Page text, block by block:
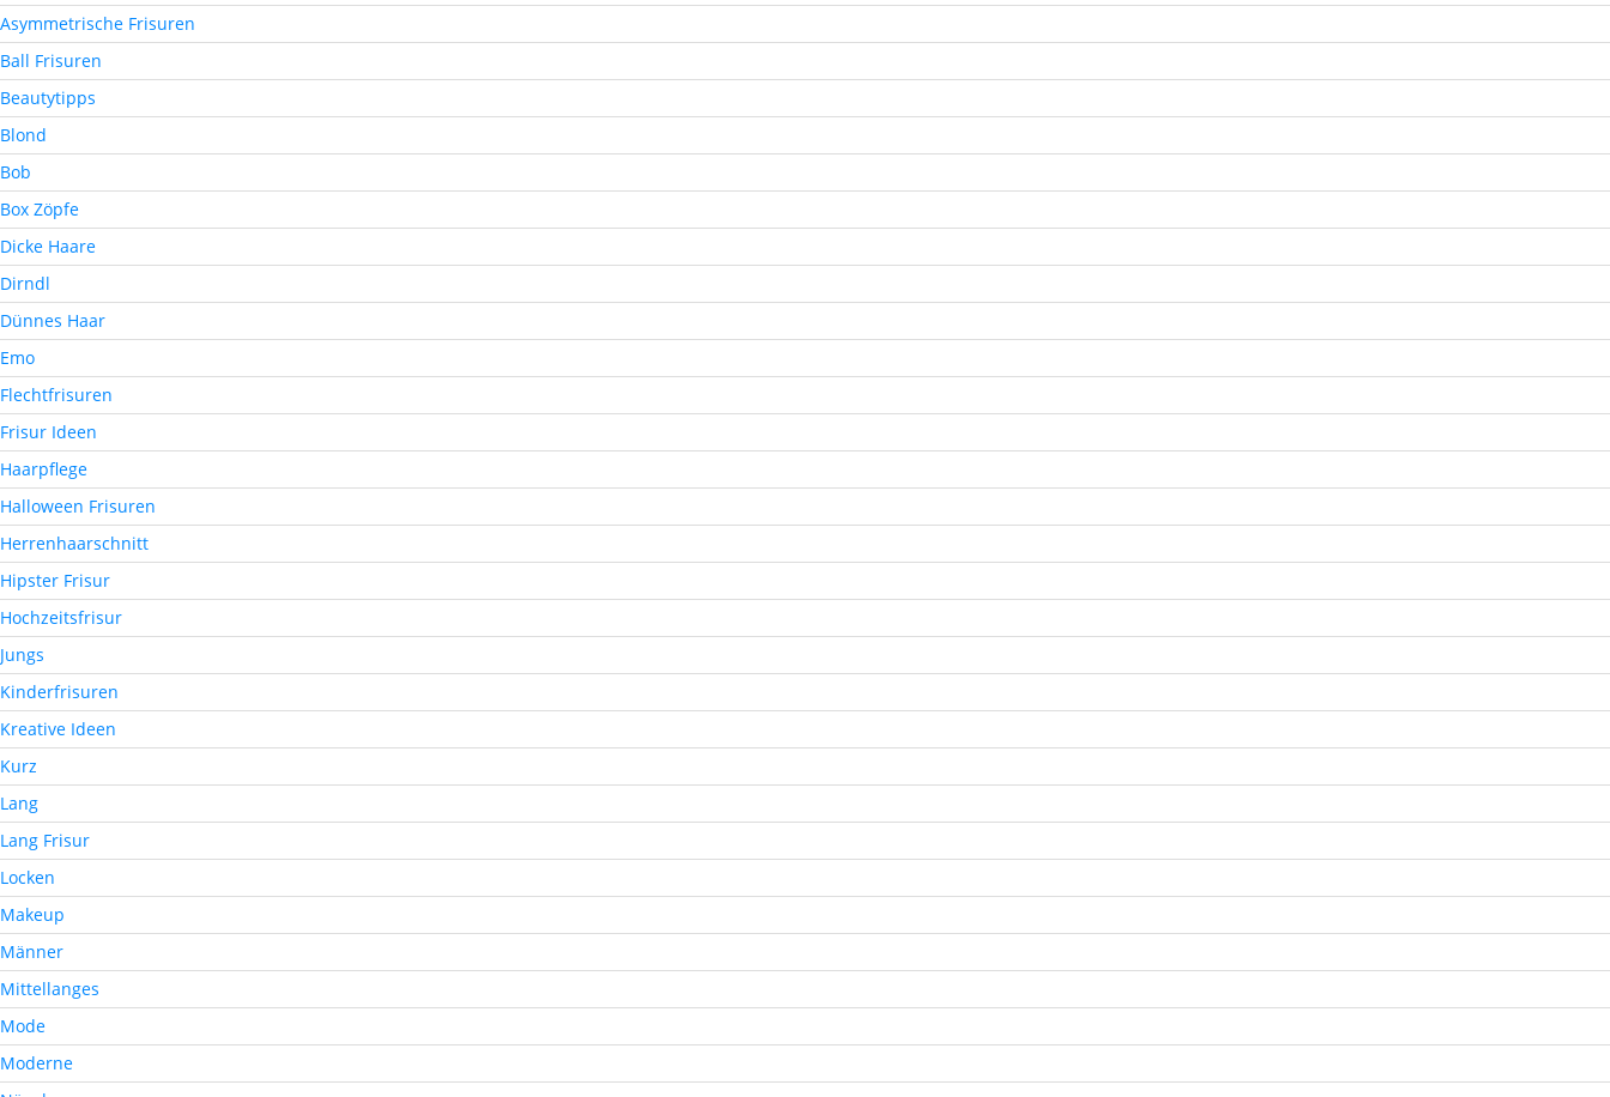
Asymmetrische Frisuren
Ball Frisuren
Beautytipps
Blond
Bob
Box Zöpfe
Dicke Haare
Dirndl
Dünnes Haar
Emo
Flechtfrisuren
Frisur Ideen
Haarpflege
Halloween Frisuren
Herrenhaarschnitt
Hipster Frisur
Hochzeitsfrisur
Jungs
Kinderfrisuren
Kreative Ideen
Kurz
Lang
Lang Frisur
Locken
Makeup
Männer
Mittellanges
Mode
Moderne